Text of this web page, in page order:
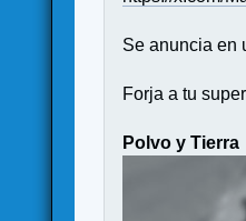
Se anuncia en
Forja a tu
Polvo y Tierra